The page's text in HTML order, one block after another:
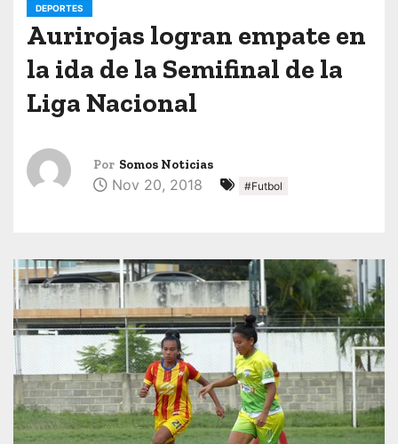
DEPORTES
Aurirojas logran empate en
la ida de la Semifinal de la
Liga Nacional
Por Somos Noticias
Nov 20, 2018 #Futbol